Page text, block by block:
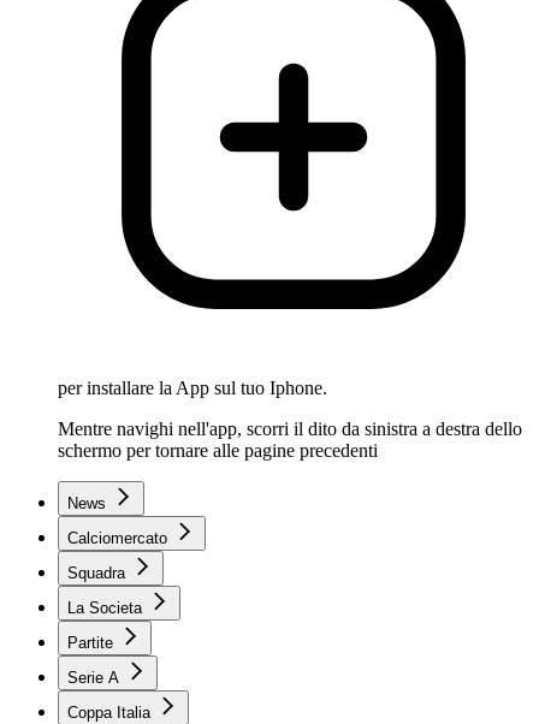
per installare la App sul tuo Iphone.
Mentre navighi nell'app, scorri il dito da sinistra a destra dello
schermo per tornare alle pagine precedenti
News
Calciomercato
Squadra
La Societa
Partite
Serie A
Coppa Italia